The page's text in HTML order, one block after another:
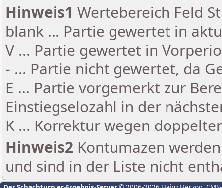
Hinweis1 Wertebereich Feld
blank ... Partie gewertet in
V ... Partie gewertet in
- ... Partie nicht gewertet, da
E ... Partie vorgemerkt zur
Einstiegselozahl in der
K ... Korrektur wegen
Hinweis2 Kontumazen
und sind in der Liste nicht